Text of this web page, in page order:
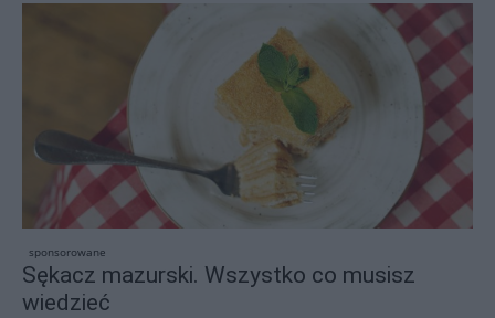
sponsorowane
Sękacz mazurski. Wszystko co musisz
wiedzieć